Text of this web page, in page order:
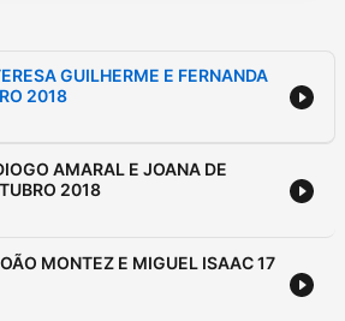
GUILHERME E FERNANDA
2018
AMARAL E JOANA DE
2018
MONTEZ E MIGUEL ISAAC 17